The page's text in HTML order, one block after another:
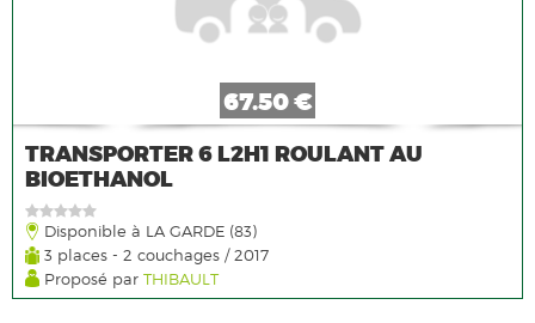
67.50 €
TRANSPORTER 6 L2H1 ROULANT AU
BIOETHANOL
Disponible à LA GARDE (83)
3 places - 2 couchages / 2017
Proposé parTHIBAULT